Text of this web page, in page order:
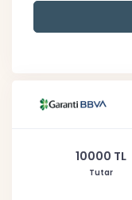
10000 TL
Tutar